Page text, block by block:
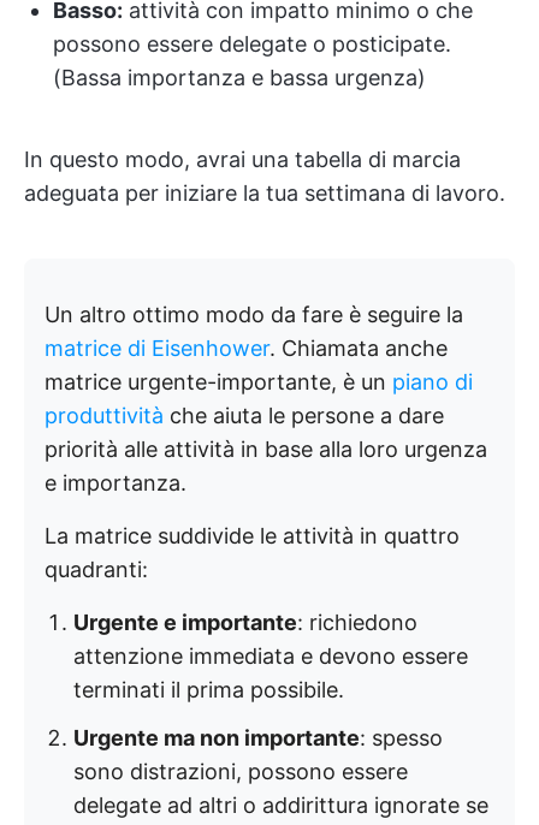
Basso: attività con impatto minimo o che
possono essere delegate o posticipate.
(Bassa importanza e bassa urgenza)
In questo modo, avrai una tabella di marcia
adeguata per iniziare la tua settimana di lavoro.
Un altro ottimo modo da fare è seguire la
matrice di Eisenhower. Chiamata anche
matrice urgente-importante, è un piano di
produttività che aiuta le persone a dare
priorità alle attività in base alla loro urgenza
e importanza.
La matrice suddivide le attività in quattro
quadranti:
Urgente e importante: richiedono
attenzione immediata e devono essere
terminati il prima possibile.
Urgente ma non importante: spesso
sono distrazioni, possono essere
delegate ad altri o addirittura ignorate se